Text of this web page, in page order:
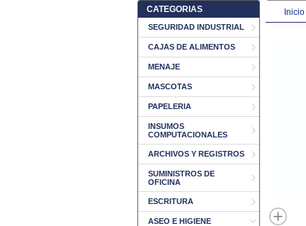
CATEGORIAS
SEGURIDAD INDUSTRIAL
CAJAS DE ALIMENTOS
MENAJE
MASCOTAS
PAPELERIA
INSUMOS
COMPUTACIONALES
ARCHIVOS Y REGISTROS
SUMINISTROS DE
OFICINA
ESCRITURA
ASEO E HIGIENE
Inicio